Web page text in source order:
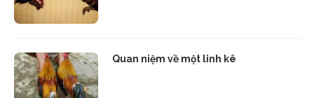
Quan niệm về một linh kê